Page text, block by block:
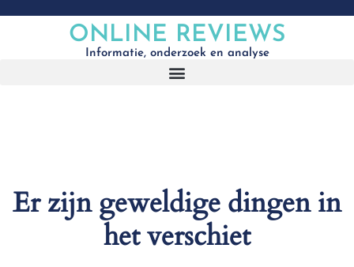
ONLINE REVIEWS
Informatie, onderzoek en analyse
Er zijn geweldige dingen in
het verschiet